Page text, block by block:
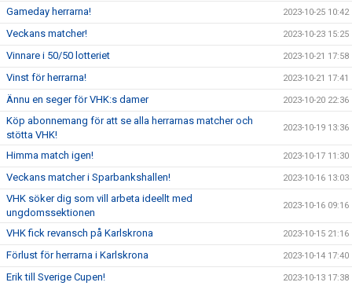
Gameday herrarna! 2023-10-25 10:42
Veckans matcher! 2023-10-23 15:25
Vinnare i 50/50 lotteriet 2023-10-21 17:58
Vinst för herrarna! 2023-10-21 17:41
Ännu en seger för VHK:s damer 2023-10-20 22:36
Köp abonnemang för att se alla herrarnas matcher och
stötta VHK!
2023-10-19 13:36
Himma match igen! 2023-10-17 11:30
Veckans matcher i Sparbankshallen! 2023-10-16 13:03
VHK söker dig som vill arbeta ideellt med
ungdomssektionen
2023-10-16 09:16
VHK fick revansch på Karlskrona 2023-10-15 21:16
Förlust för herrarna i Karlskrona 2023-10-14 17:40
Erik till Sverige Cupen! 2023-10-13 17:38